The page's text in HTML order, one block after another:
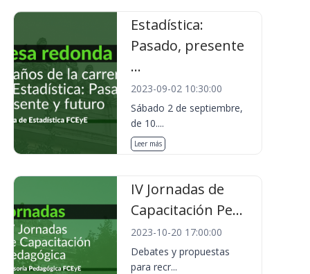
Estadística:
Pasado, presente
...
2023-09-02 10:30:00
Sábado 2 de septiembre,
de 10....
Leer más
IV Jornadas de
Capacitación Pe...
2023-10-20 17:00:00
Debates y propuestas
para recr...